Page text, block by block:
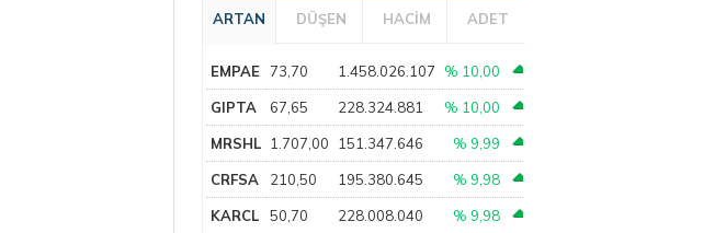
ARTAN DÜŞEN HACİM ADET
EMPAE 73,70 1.458.026.107 % 10,00
GIPTA 67,65 228.324.881 % 10,00
MRSHL 1.707,00 151.347.646 % 9,99
CRFSA 210,50 195.380.645 % 9,98
KARCL 50,70 228.008.040 % 9,98